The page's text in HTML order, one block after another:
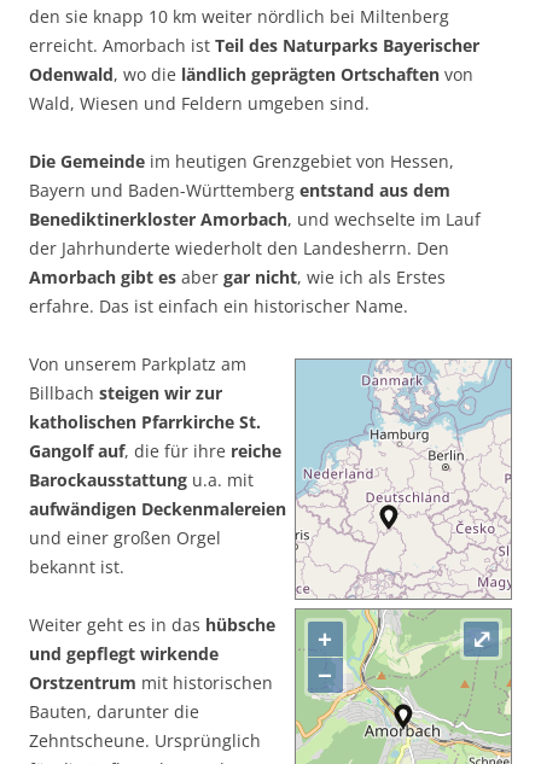
den sie knapp 10 km weiter nördlich bei Miltenberg
erreicht. Amorbach ist Teil des Naturparks Bayerischer
Odenwald, wo die ländlich geprägten Ortschaften von
Wald, Wiesen und Feldern umgeben sind.
Die Gemeinde im heutigen Grenzgebiet von Hessen,
Bayern und Baden-Württemberg entstand aus dem
Benediktinerkloster Amorbach, und wechselte im Lauf
der Jahrhunderte wiederholt den Landesherrn. Den
Amorbach gibt es aber gar nicht, wie ich als Erstes
erfahre. Das ist einfach ein historischer Name.
+
−
⤢
Von unserem Parkplatz am
Billbach steigen wir zur
katholischen Pfarrkirche St.
Gangolf auf, die für ihre reiche
Barockausstattung u.a. mit
aufwändigen Deckenmalereien
und einer großen Orgel
bekannt ist.
Weiter geht es in das hübsche
und gepflegt wirkende
Orstzentrum mit historischen
Bauten, darunter die
Zehntscheune. Ursprünglich